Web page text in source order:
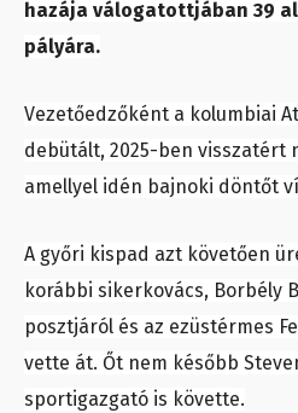
hazája válogatottjában 39
pályára.
Vezetőedzőként a kolumbiai
debütált, 2025-ben visszatért
amellyel idén bajnoki döntőt
A győri kispad azt követően
korábbi sikerkovács, Borbély
posztjáról és az ezüstérmes
vette át. Őt nem később
sportigazgató is követte.